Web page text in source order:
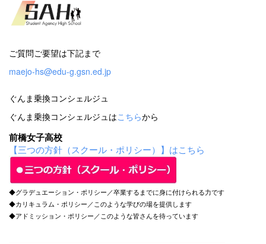
ご質問ご要望は下記まで
maejo-hs@edu-g.gsn.ed.jp
ぐんま乗換コンシェルジュ
ぐんま乗換コンシェルジュはこちらから
前橋女子高校
【三つの方針（スクール・ポリシー）】はこちら
◆グラデュエーション・ポリシー／卒業するまでに身に付けられる力です
◆カリキュラム・ポリシー／このような学びの場を提供します
◆アドミッション・ポリシー／このような皆さんを待っています